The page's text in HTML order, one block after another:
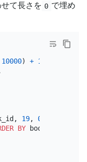
て長さを 0 で埋め
10000) + 1
19, 0
BY book_id,